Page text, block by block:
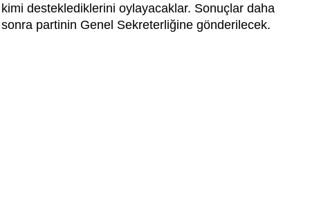
kimi desteklediklerini oylayacaklar. Sonuçlar daha
sonra partinin Genel Sekreterliğine gönderilecek.